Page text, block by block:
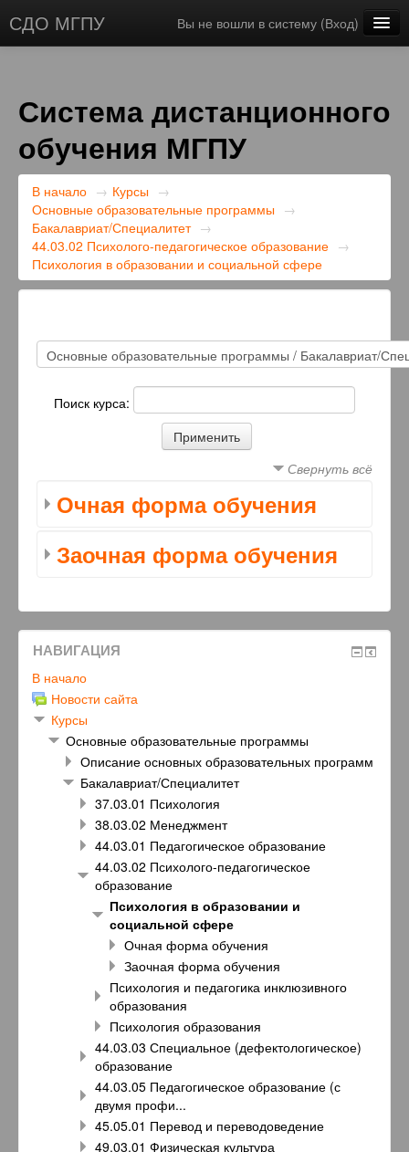
СДО МГПУ Вы не вошли в систему (Вход)
Система дистанционного
обучения МГПУ
В начало → Курсы →
Основные образовательные программы →
Бакалавриат/Специалитет →
44.03.02 Психолого-педагогическое образование →
Психология в образовании и социальной сфере
Поиск курса:
Свернуть всё
Очная форма обучения
Заочная форма обучения
НАВИГАЦИЯ
В начало
Новости сайта
Курсы
Основные образовательные программы
Описание основных образовательных программ
Бакалавриат/Специалитет
37.03.01 Психология
38.03.02 Менеджмент
44.03.01 Педагогическое образование
44.03.02 Психолого-педагогическое
образование
Психология в образовании и
социальной сфере
Очная форма обучения
Заочная форма обучения
Психология и педагогика инклюзивного
образования
Психология образования
44.03.03 Специальное (дефектологическое)
образование
44.03.05 Педагогическое образование (с
двумя профи...
45.05.01 Перевод и переводоведение
49.03.01 Физическая культура